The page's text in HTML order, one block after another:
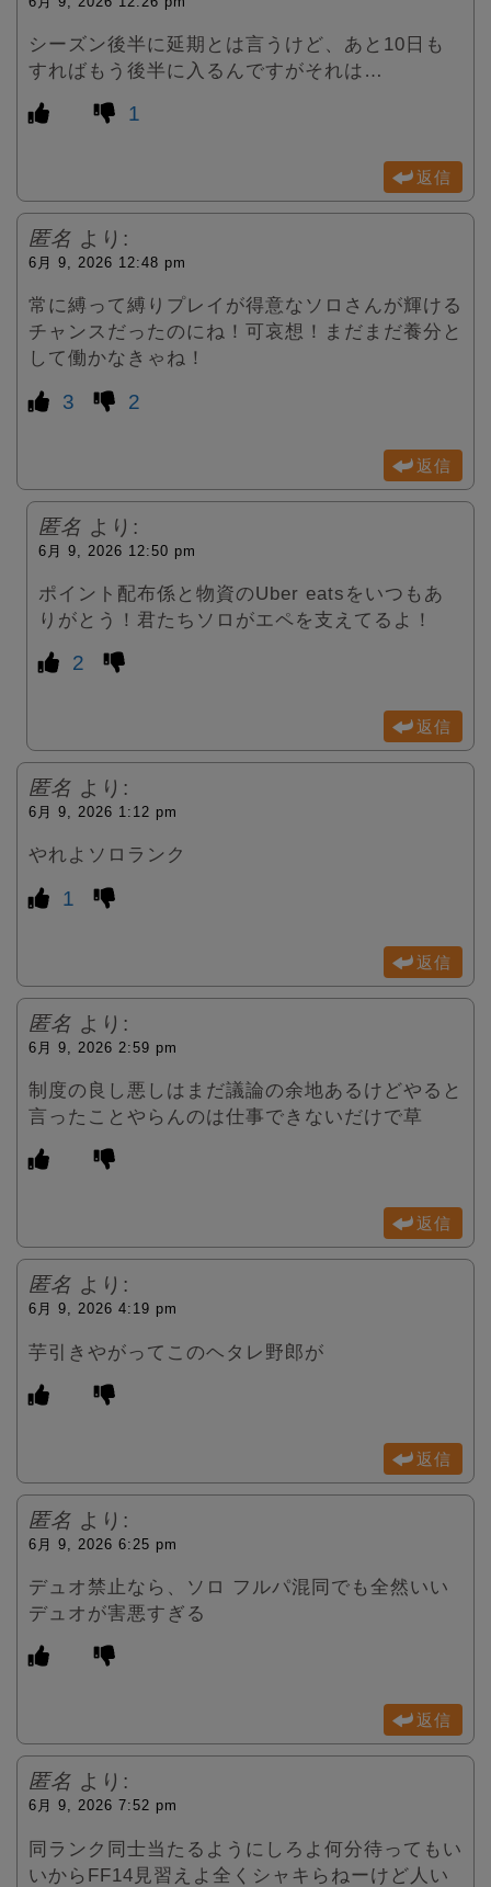
シーズン後半に延期とは言うけど、あと10日も
すればもう後半に入るんですがそれは…
1
返信
匿名 より:
6月 9, 2026 12:48 pm
常に縛って縛りプレイが得意なソロさんが輝ける
チャンスだったのにね！可哀想！まだまだ養分と
して働かなきゃね！
3 2
返信
匿名 より:
6月 9, 2026 12:50 pm
ポイント配布係と物資のUber eatsをいつもあ
りがとう！君たちソロがエペを支えてるよ！
2
返信
匿名 より:
6月 9, 2026 1:12 pm
やれよソロランク
1
返信
匿名 より:
6月 9, 2026 2:59 pm
制度の良し悪しはまだ議論の余地あるけどやると
言ったことやらんのは仕事できないだけで草
返信
匿名 より:
6月 9, 2026 4:19 pm
芋引きやがってこのヘタレ野郎が
返信
匿名 より:
6月 9, 2026 6:25 pm
デュオ禁止なら、ソロ フルパ混同でも全然いい
デュオが害悪すぎる
返信
匿名 より:
6月 9, 2026 7:52 pm
同ランク同士当たるようにしろよ何分待ってもい
いからFF14見習えよ全くシャキらねーけど人い